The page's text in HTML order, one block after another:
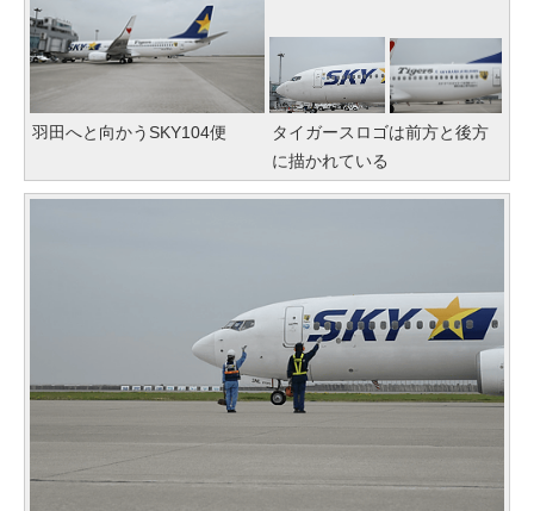
羽田へと向かうSKY104便
タイガースロゴは前方と後方
に描かれている